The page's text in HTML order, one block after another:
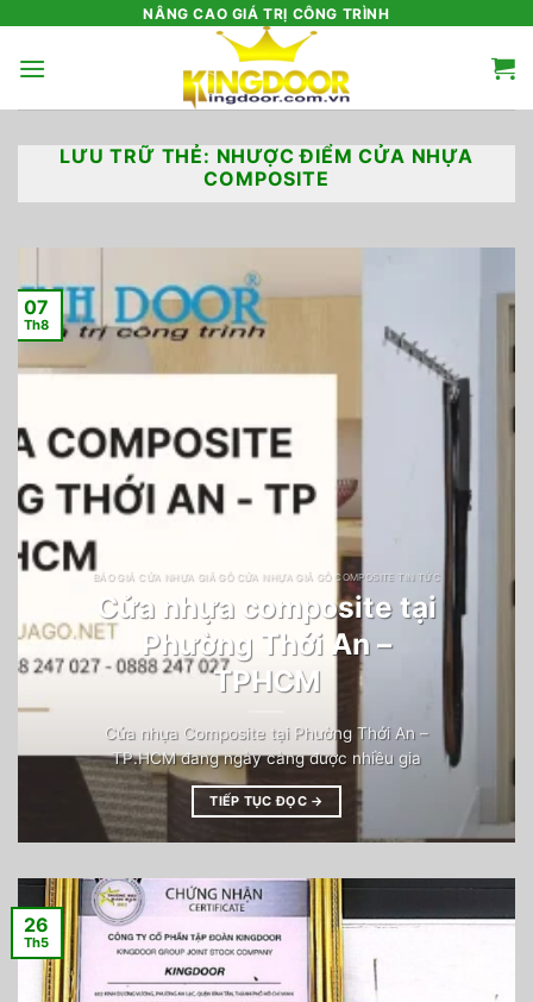
nội
NÂNG CAO GIÁ TRỊ CÔNG TRÌNH
LƯU TRỮ THẺ: NHƯỢC ĐIỂM CỬA NHỰA
COMPOSITE
BÁO GIÁ CỬA NHỰA GIẢ GỖ CỬA NHỰA GIẢ GỖ COMPOSITE TIN TỨC
Cửa nhựa composite tại
Phường Thới An –
TPHCM
Cửa nhựa Composite tại Phường Thới An –
TP.HCM đang ngày càng được nhiều gia
TIẾP TỤC ĐỌC →
07
Th8
26
Th5